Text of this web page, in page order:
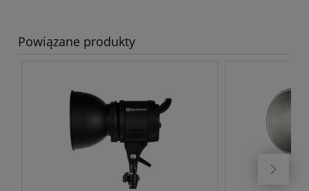
Powiązane produkty